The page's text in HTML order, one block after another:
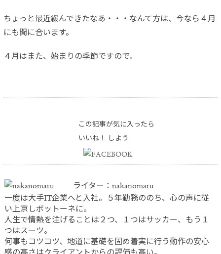
ちょっと最近緩んできたなあ・・・なんて方は、今なら４月
にも間に合います。
４月はまた、始まりの季節ですので。
この記事が気に入ったら
いいね！ しよう
ライター：nakanomaru
一度は大手IT企業へと入社。５年勤務ののち、心の声に従
い上京しボットーネに。
人生で情熱を注げることは２つ、１つはサッカー、もう１
つはスーツ。
何事もコツコツ、地道に基礎を固め着実に行う動作の安心